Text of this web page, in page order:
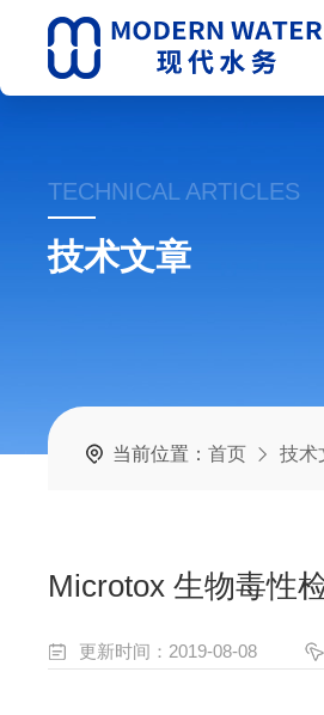
TECHNICAL ARTICLES
技术文章
当前位置：首页 技术
Microtox 生物毒性
更新时间：2019-08-08